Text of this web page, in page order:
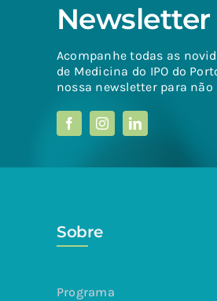
Newsletter
Acompanhe todas as
de Medicina do IPO do
nossa newsletter para não
Sobre
Programa